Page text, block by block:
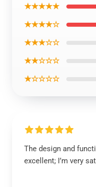
★★★★★
★★★★☆
★★★☆☆
★★☆☆☆
★☆☆☆☆
The design and
excellent; I’m very